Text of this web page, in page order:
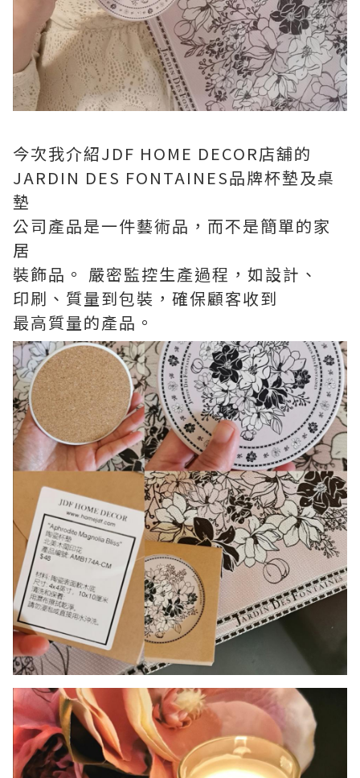
今次我介紹JDF HOME DECOR店舖的
JARDIN DES FONTAINES品牌杯墊及桌
墊
公司產品是一件藝術品，而不是簡單的家
居
裝飾品。 嚴密監控生產過程，如設計、
印刷、質量到包裝，確保顧客收到
最高質量的產品。